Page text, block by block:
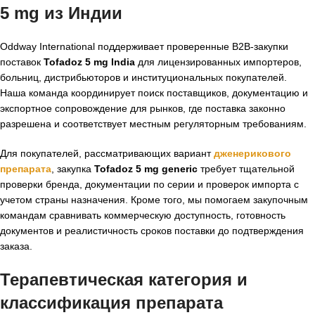
5 mg из Индии
Oddway International поддерживает проверенные B2B-закупки
поставок Tofadoz 5 mg India для лицензированных импортеров,
больниц, дистрибьюторов и институциональных покупателей.
Наша команда координирует поиск поставщиков, документацию и
экспортное сопровождение для рынков, где поставка законно
разрешена и соответствует местным регуляторным требованиям.
Для покупателей, рассматривающих вариантдженерикового
препарата , закупка Tofadoz 5 mg generic требует тщательной
проверки бренда, документации по серии и проверок импорта с
учетом страны назначения. Кроме того, мы помогаем закупочным
командам сравнивать коммерческую доступность, готовность
документов и реалистичность сроков поставки до подтверждения
заказа.
Терапевтическая категория и
классификация препарата